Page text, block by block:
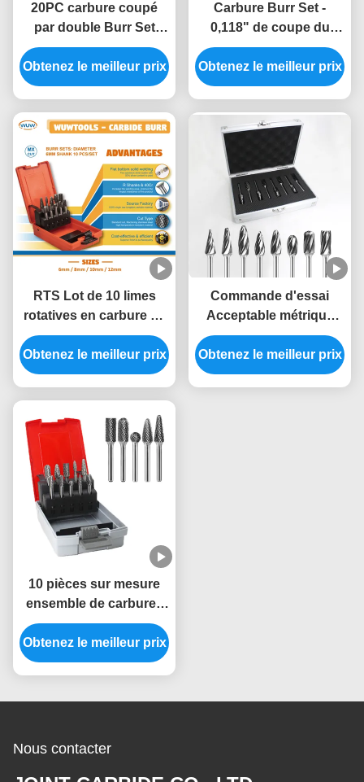
20PC carbure coupé
par double Burr Set
0,118" jambe (de 3mm),
peu rotatoire d'outil
coupant des bavures
Obtenez le meilleur prix
Carbure Burr Set -
0,118" de coupe du
double 20PC jambe (de
3mm), outil rotatoire
coupant des bavures
Obtenez le meilleur prix
RTS Lot de 10 limes
rotatives en carbure de
tungstène à double
coupe, queue de 1/4",
convient aux outils
sculpture sur métal et
bois
Obtenez le meilleur prix
Commande d'essai
Acceptable métrique
Carbure de tungstène
Burr ensemble pour les
broyeurs de broyeur à
Obtenez le meilleur prix
10 pièces sur mesure
ensemble de carbures
de carbure de
tungstène, double
coupe - 6 mm de la tige
Obtenez le meilleur prix
Nous contacter